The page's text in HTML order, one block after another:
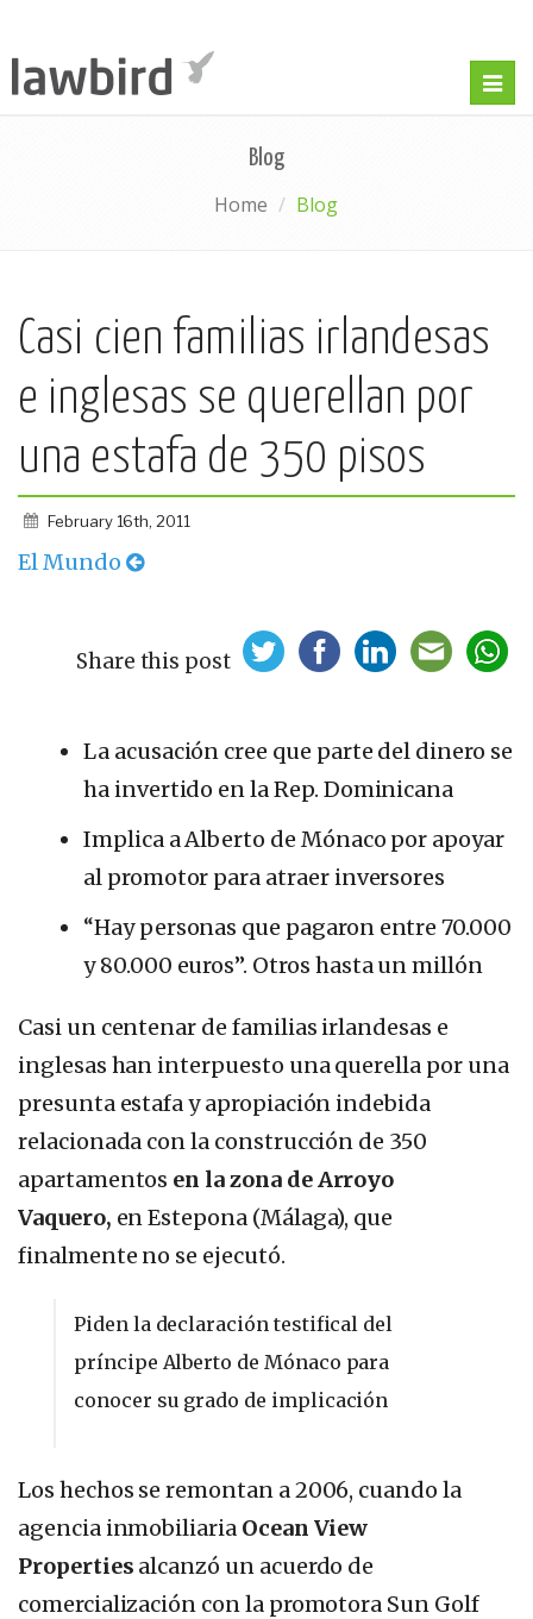
Blog
Home Blog
Casi cien familias irlandesas
e inglesas se querellan por
una estafa de 350 pisos
February 16th, 2011
El Mundo
Share this post
La acusación cree que parte del dinero se
ha invertido en la Rep. Dominicana
Implica a Alberto de Mónaco por apoyar
al promotor para atraer inversores
“Hay personas que pagaron entre 70.000
y 80.000 euros”. Otros hasta un millón
Casi un centenar de familias irlandesas e
inglesas han interpuesto una querella por una
presunta estafa y apropiación indebida
relacionada con la construcción de 350
apartamentos en la zona de Arroyo
Vaquero, en Estepona (Málaga), que
finalmente no se ejecutó.
Piden la declaración testifical del
príncipe Alberto de Mónaco para
conocer su grado de implicación
Los hechos se remontan a 2006, cuando la
agencia inmobiliaria Ocean View
Properties alcanzó un acuerdo de
comercialización con la promotora Sun Golf